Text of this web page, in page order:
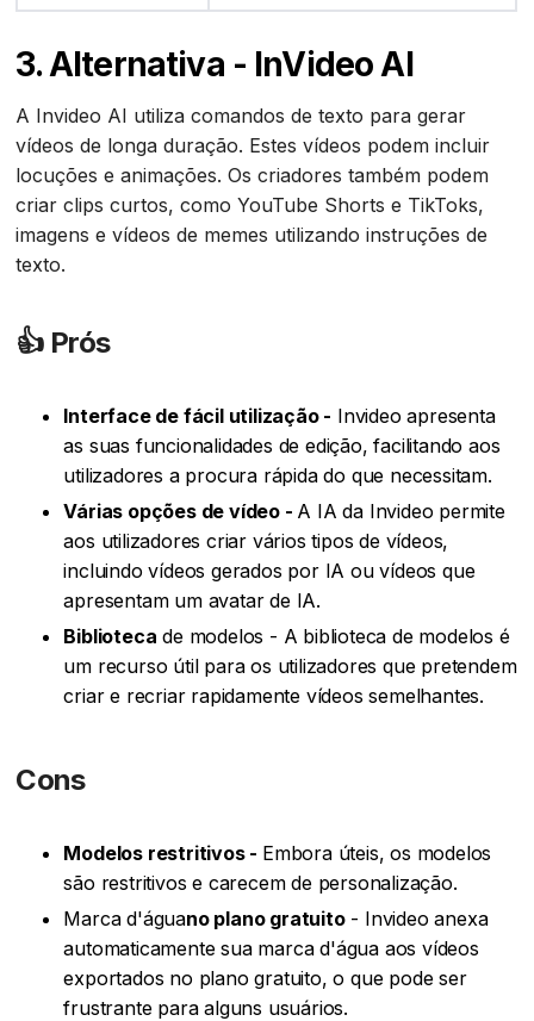
3. Alternativa - InVideo AI
A Invideo AI utiliza comandos de texto para gerar
vídeos de longa duração. Estes vídeos podem incluir
locuções e animações. Os criadores também podem
criar clips curtos, como YouTube Shorts e TikToks,
imagens e vídeos de memes utilizando instruções de
texto.
👍 Prós‍
Interface de fácil utilização - Invideo apresenta
as suas funcionalidades de edição, facilitando aos
utilizadores a procura rápida do que necessitam.
Várias opções de vídeo - A IA da Invideo permite
aos utilizadores criar vários tipos de vídeos,
incluindo vídeos gerados por IA ou vídeos que
apresentam um avatar de IA.
‍Biblioteca de modelos - A biblioteca de modelos é
um recurso útil para os utilizadores que pretendem
criar e recriar rapidamente vídeos semelhantes.
Cons
Modelos restritivos - Embora úteis, os modelos
são restritivos e carecem de personalização.
‍Marca d'águano plano gratuito- Invideo anexa
automaticamente sua marca d'água aos vídeos
exportados no plano gratuito, o que pode ser
frustrante para alguns usuários.